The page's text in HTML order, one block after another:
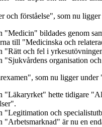
och förståelse", som nu
"Medicin" bildades genom
till "Medicinska och
"Rätt och fel i
"Sjukvårdens organisation
som nu ligger
"Läkaryrket" hette tidigare
"Legitimation och
"Arbetsmarknad" är nu en